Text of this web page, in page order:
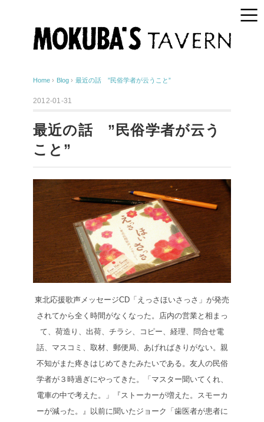
Home › Blog › 最近の話 ”民俗学者が云うこと”
2012-01-31
最近の話 ”民俗学者が云う
こと”
東北応援歌声メッセージCD「えっさほいさっさ」が発売
されてから全く時間がなくなった。 店内の営業と相まっ
て、荷造り、出荷、チラシ、コピー、経理、問合せ電
話、マスコミ、取材、郵便局、あげればきりがない。親
不知がまた疼きはじめてきたみたいである。 友人の民俗
学者が３時過ぎにやってきた。「マスター聞いてくれ、
電車の中で考えた。」『ストーカーが増えた。スモーカ
ーが減った。』
以前に聞いたジョーク「歯医者が患者に